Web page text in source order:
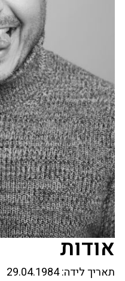
אודות
תאריך לידה:29.04.1984